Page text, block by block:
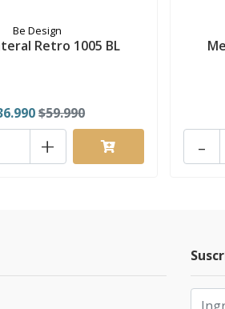
Be Design
Retro 1005 BL
$59.990
+ -